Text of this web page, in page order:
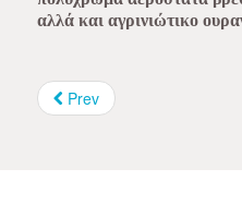
αλλά και αγρινιώτικο
Prev